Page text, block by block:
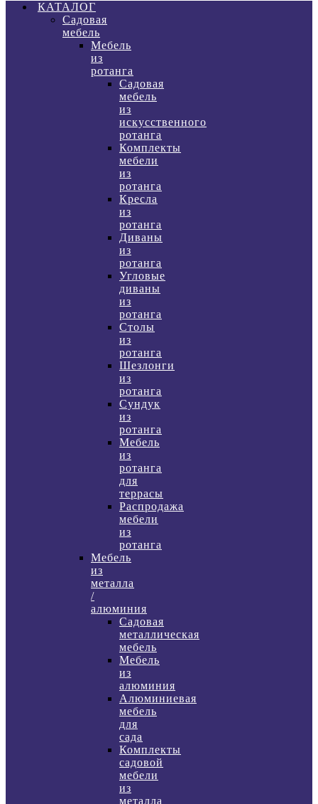
КАТАЛОГ
Садовая
мебель
Мебель
из
ротанга
Садовая
мебель
из
искусственного
ротанга
Комплекты
мебели
из
ротанга
Кресла
из
ротанга
Диваны
из
ротанга
Угловые
диваны
из
ротанга
Столы
из
ротанга
Шезлонги
из
ротанга
Сундук
из
ротанга
Мебель
из
ротанга
для
террасы
Распродажа
мебели
из
ротанга
Мебель
из
металла
/
алюминия
Садовая
металлическая
мебель
Мебель
из
алюминия
Алюминиевая
мебель
для
сада
Комплекты
садовой
мебели
из
металла